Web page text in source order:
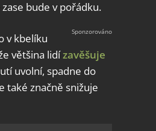
bude v pořádku.
v kbelíku
většina lidízavěšuje
uvolní, spadne do
také značně snižuje